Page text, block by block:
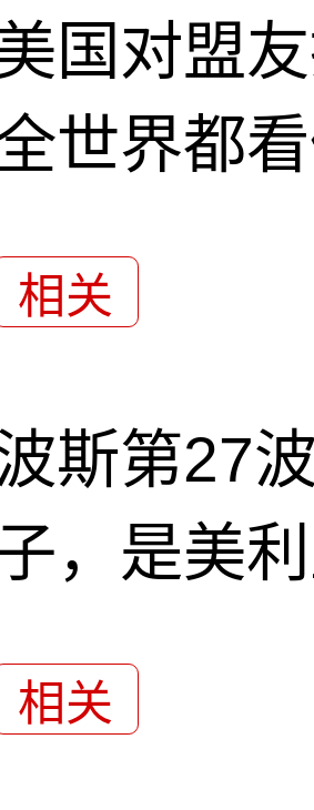
国对盟
世界都
相关
斯第27
，是美
相关